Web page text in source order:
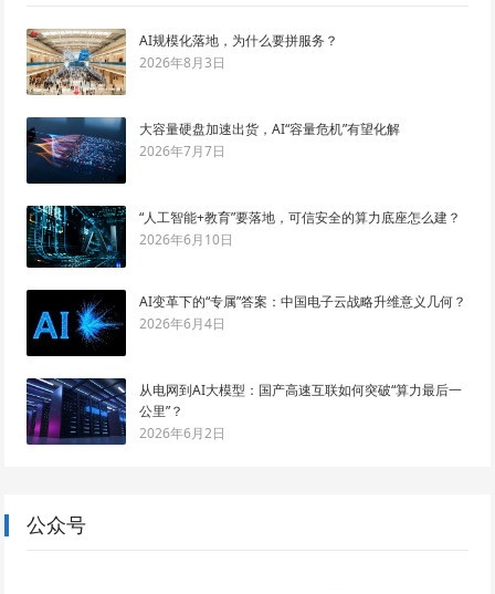
AI规模化落地，为什么要拼服务？
2026年8月3日
大容量硬盘加速出货，AI“容量危机”有望化解
2026年7月7日
“人工智能+教育”要落地，可信安全的算力底座怎么建？
2026年6月10日
AI变革下的“专属”答案：中国电子云战略升维意义几何？
2026年6月4日
从电网到AI大模型：国产高速互联如何突破“算力最后一
公里”？
2026年6月2日
公众号